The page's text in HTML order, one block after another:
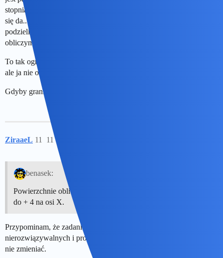
stopnia obrazującą szukaną parabolę. Tu mamy trzy punkty, więc
się da.. Zauwazamy, ze w tym oku są dwie parabole, więc oko
podzielimy na dwie rowne częsci, gorna i dolną. Powierzchnie
obliczymy przez rachunek rózniczkowy od - 4 do + 4 na osi X.
To tak ogromnym skrocie. Okulisci maja pewnie lepsze sposoby,
ale ja nie okulista…
Gdyby granicami były częsci okręgow, to byłaby bułka z masłem.
ZiraaeL 11 Grudzień 2025 10:18
11
benasek:
Powierzchnie obliczymy przez rachunek rózniczkowy od - 4
do + 4 na osi X.
Przypominam, że zadanie jest w kategorii zadań
nierozwiązywalnych i proszę tego samowolnie i bez pozwolenia
nie zmieniać.